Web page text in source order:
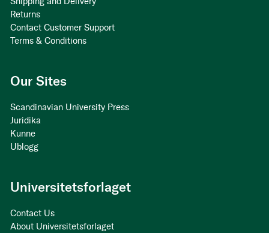
Returns
Contact Customer Support
Terms & Conditions
Our Sites
Scandinavian University Press
Juridika
Kunne
Ublogg
Universitetsforlaget
Contact Us
About Universitetsforlaget